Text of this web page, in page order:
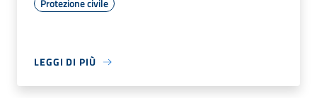
Protezione civile
LEGGI DI PIÙ